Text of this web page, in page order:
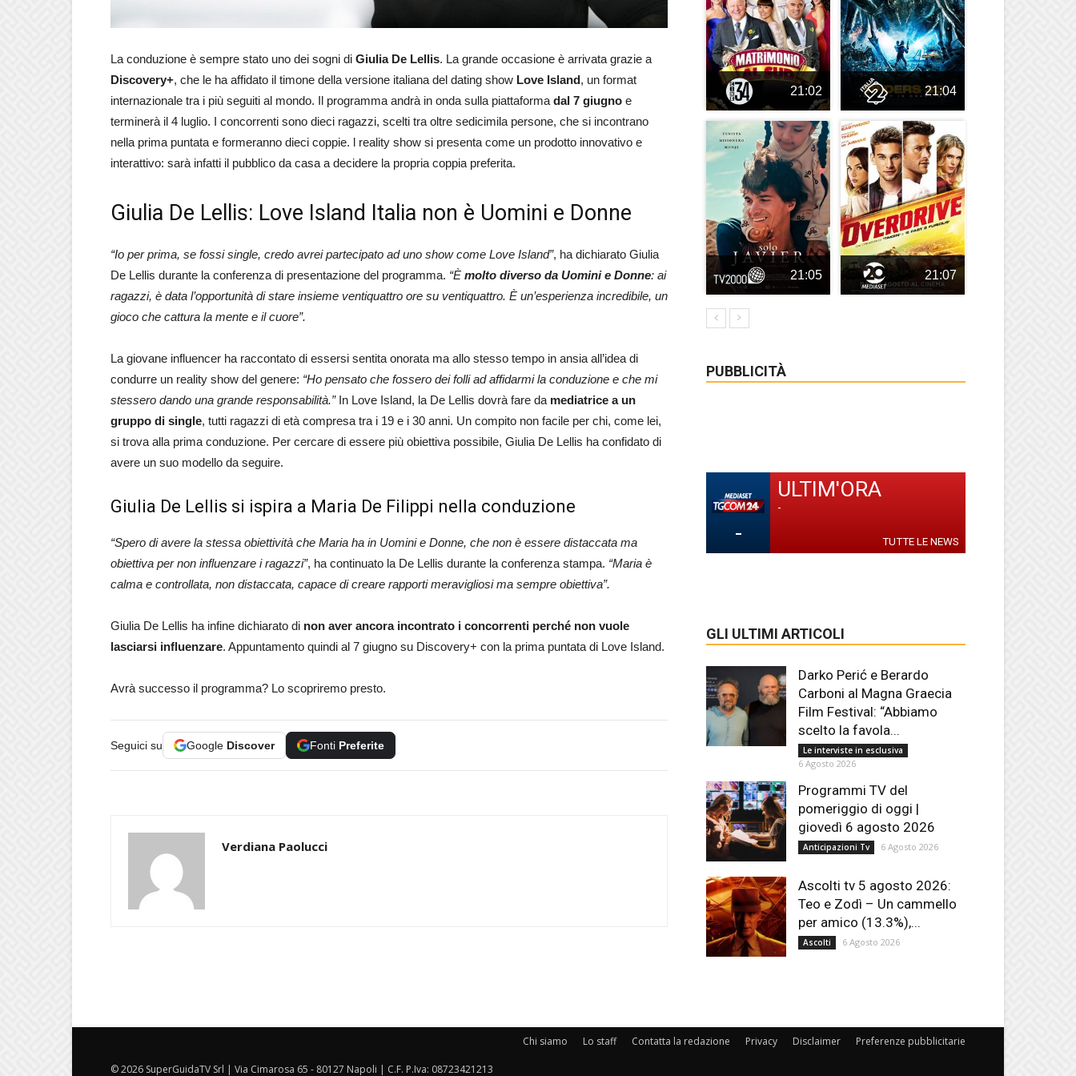
La conduzione è sempre stato uno dei sogni di Giulia De Lellis. La grande occasione è arrivata grazie a
Discovery+, che le ha affidato il timone della versione italiana del dating show Love Island, un format
internazionale tra i più seguiti al mondo. Il programma andrà in onda sulla piattaforma dal 7 giugno e
terminerà il 4 luglio. I concorrenti sono dieci ragazzi, scelti tra oltre sedicimila persone, che si incontrano
nella prima puntata e formeranno dieci coppie. l reality show si presenta come un prodotto innovativo e
interattivo: sarà infatti il pubblico da casa a decidere la propria coppia preferita.
Giulia De Lellis: Love Island Italia non è Uomini e Donne
“Io per prima, se fossi single, credo avrei partecipato ad uno show come Love Island”, ha dichiarato Giulia
De Lellis durante la conferenza di presentazione del programma. “È molto diverso da Uomini e Donne: ai
ragazzi, è data l’opportunità di stare insieme ventiquattro ore su ventiquattro. È un’esperienza incredibile, un
gioco che cattura la mente e il cuore”.
La giovane influencer ha raccontato di essersi sentita onorata ma allo stesso tempo in ansia all’idea di
condurre un reality show del genere: “Ho pensato che fossero dei folli ad affidarmi la conduzione e che mi
stessero dando una grande responsabilità.”In Love Island, la De Lellis dovrà fare da mediatrice a un
gruppo di single, tutti ragazzi di età compresa tra i 19 e i 30 anni. Un compito non facile per chi, come lei,
si trova alla prima conduzione. Per cercare di essere più obiettiva possibile, Giulia De Lellis ha confidato di
avere un suo modello da seguire.
Giulia De Lellis si ispira a Maria De Filippi nella conduzione
“Spero di avere la stessa obiettività che Maria ha in Uomini e Donne, che non è essere distaccata ma
obiettiva per non influenzare i ragazzi”, ha continuato la De Lellis durante la conferenza stampa. “Maria è
calma e controllata, non distaccata, capace di creare rapporti meravigliosi ma sempre obiettiva”.
Giulia De Lellis ha infine dichiarato di non aver ancora incontrato i concorrenti perché non vuole
lasciarsi influenzare. Appuntamento quindi al 7 giugno su Discovery+ con la prima puntata di Love Island.
Avrà successo il programma? Lo scopriremo presto.
Seguici su Google Discover Fonti Preferite
Verdiana Paolucci
21:02 21:04
21:05 21:07
PUBBLICITÀ
-
ULTIM'ORA
-
TUTTE LE NEWS
GLI ULTIMI ARTICOLI
Darko Perić e Berardo
Carboni al Magna Graecia
Film Festival: “Abbiamo
scelto la favola...
Le interviste in esclusiva
6 Agosto 2026
Programmi TV del
pomeriggio di oggi |
giovedì 6 agosto 2026
Anticipazioni Tv 6 Agosto 2026
Ascolti tv 5 agosto 2026:
Teo e Zodì – Un cammello
per amico (13.3%),...
Ascolti 6 Agosto 2026
Chi siamo Lo staff Contatta la redazione Privacy Disclaimer Preferenze pubblicitarie
© 2026 SuperGuidaTV Srl | Via Cimarosa 65 - 80127 Napoli | C.F. P.Iva: 08723421213